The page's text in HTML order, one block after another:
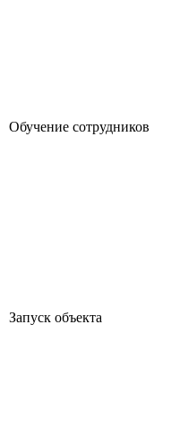
Обучение сотрудников
Запуск объекта